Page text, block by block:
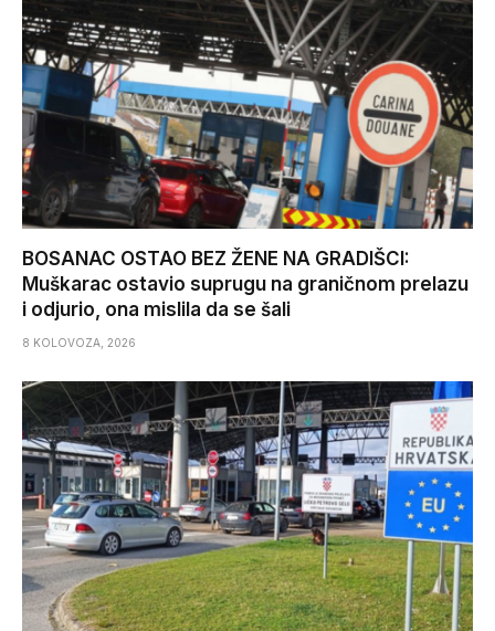
BOSANAC OSTAO BEZ ŽENE NA GRADIŠCI:
Muškarac ostavio suprugu na graničnom prelazu
i odjurio, ona mislila da se šali
8 KOLOVOZA, 2026